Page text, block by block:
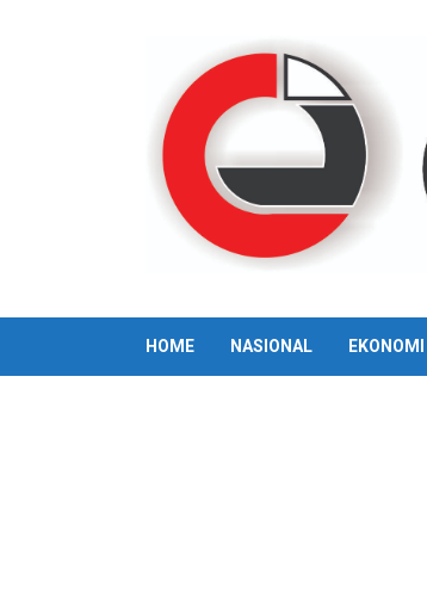
HOME NASIONAL EKONOMI